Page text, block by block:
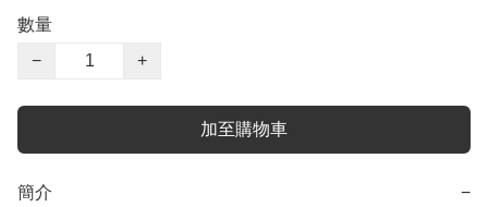
數量
−
+
加至購物車
簡介 −